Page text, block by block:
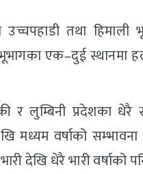
तथा
एक–दुई स्थानमा
र लुम्बिनी प्रदेशका धेरै
मध्यम वर्षाको
देखि धेरै भारी वर्षाको